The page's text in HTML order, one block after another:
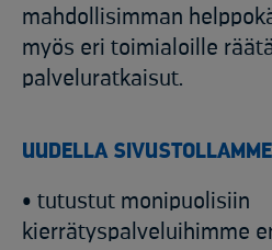
mahdollisimman
myös eri toimialoille
palveluratkaisut.
UUDELLA SIVUSTOLLAMME
• tutustut monipuolisiin
kierrätyspalveluihimme